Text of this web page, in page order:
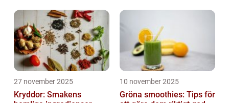
27 november 2025
Kryddor: Smakens
10 november 2025
Gröna smoothies: Tips för